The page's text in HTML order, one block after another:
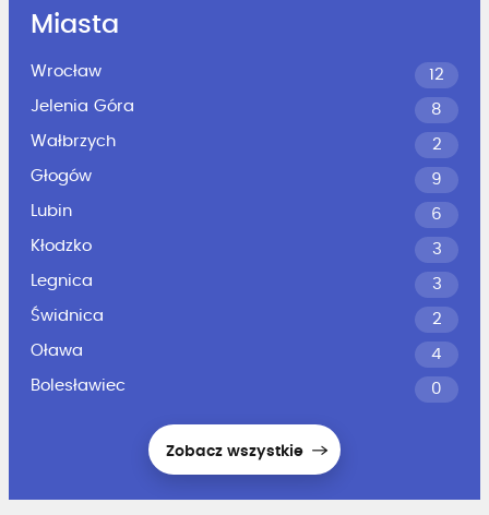
Miasta
Wrocław
12
Jelenia Góra
8
Wałbrzych
2
Głogów
9
Lubin
6
Kłodzko
3
Legnica
3
Świdnica
2
Oława
4
Bolesławiec
0
Zobacz wszystkie